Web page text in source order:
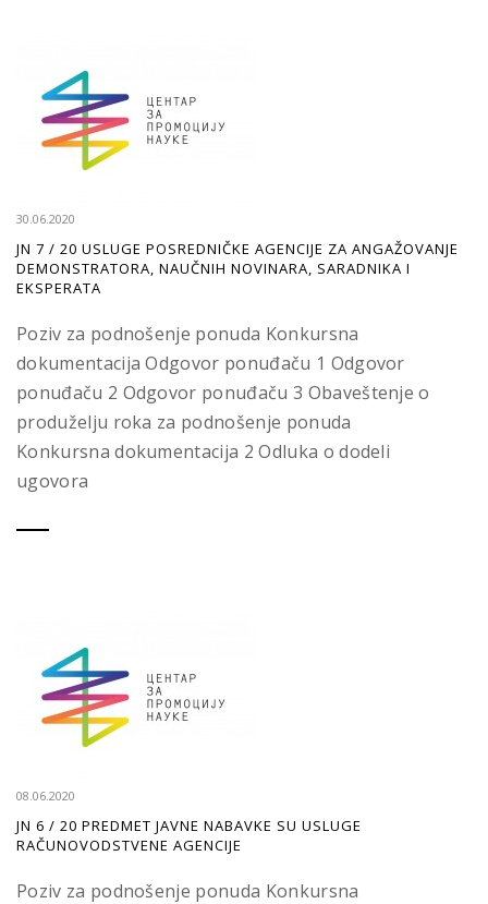
30.06.2020
JN 7 / 20 USLUGE POSREDNIČKE AGENCIJE ZA ANGAŽOVANJE
DEMONSTRATORA, NAUČNIH NOVINARA, SARADNIKA I
EKSPERATA
Poziv za podnošenje ponuda Konkursna
dokumentacija Odgovor ponuđaču 1 Odgovor
ponuđaču 2 Odgovor ponuđaču 3 Obaveštenje o
produželju roka za podnošenje ponuda
Konkursna dokumentacija 2 Odluka o dodeli
ugovora
08.06.2020
JN 6 / 20 PREDMET JAVNE NABAVKE SU USLUGE
RAČUNOVODSTVENE AGENCIJE
Poziv za podnošenje ponuda Konkursna